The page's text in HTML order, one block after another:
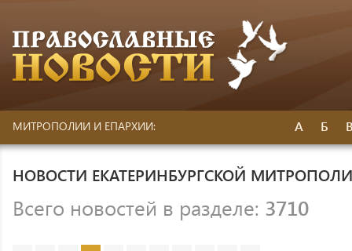
МИТРОПОЛИИ И ЕПАРХИИ: А Б
НОВОСТИ ЕКАТЕРИНБУРГСКОЙ
Всего новостей в разделе: 3710